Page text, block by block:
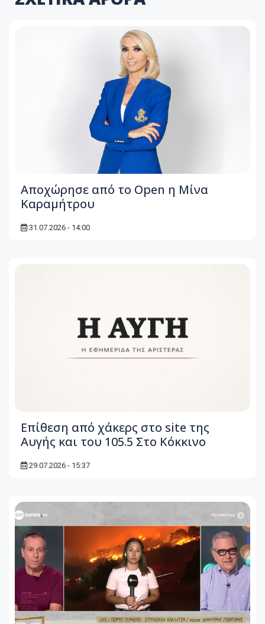
Αποχώρησε από το Open η Μίνα
Καραμήτρου
31.07.2026 - 14:00
Επίθεση από χάκερς στο site της
Αυγής και του 105.5 Στο Κόκκινο
29.07.2026 - 15:37